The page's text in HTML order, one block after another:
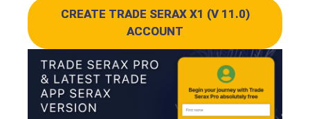
CREATE TRADE SERAX X1 (V 11.0)
ACCOUNT